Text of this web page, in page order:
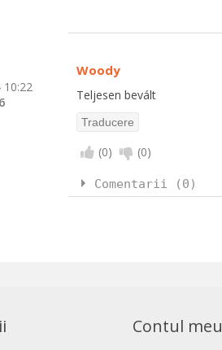
10:22
Woody
Teljesen bevált
(0) (0)
Comentarii (0)
Contul meu